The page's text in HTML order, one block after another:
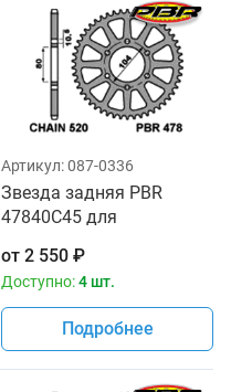
Артикул:087-0336
Звезда задняя PBR
47840C45 для
от 2 550 ₽
Доступно:4 шт.
Подробнее